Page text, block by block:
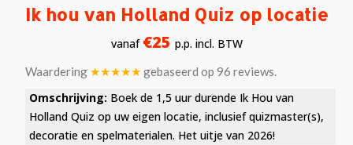
Ik hou van Holland Quiz op locatie
vanaf €25 p.p. incl. BTW
Waardering ★★★★★gebaseerd op96reviews.
Omschrijving: Boek de 1,5 uur durende Ik Hou van
Holland Quiz op uw eigen locatie, inclusief quizmaster(s),
decoratie en spelmaterialen. Het uitje van 2026!